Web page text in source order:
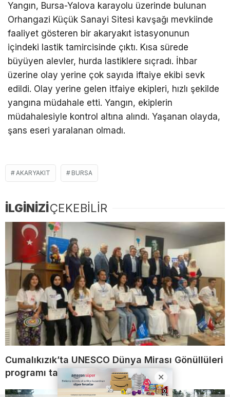
Yangın, Bursa-Yalova karayolu üzerinde bulunan
Orhangazi Küçük Sanayi Sitesi kavşağı mevkiinde
faaliyet gösteren bir akaryakıt istasyonunun
içindeki lastik tamircisinde çıktı. Kısa sürede
büyüyen alevler, hurda lastiklere sıçradı. İhbar
üzerine olay yerine çok sayıda iftaiye ekibi sevk
edildi. Olay yerine gelen itfaiye ekipleri, hızlı şekilde
yangına müdahale etti. Yangın, ekiplerin
müdahalesiyle kontrol altına alındı. Yaşanan olayda,
şans eseri yaralanan olmadı.
AKARYAKIT BURSA
İLGİNİZİÇEKEBİLİR
Cumalıkızık’ta UNESCO Dünya Mirası Gönüllüleri
programı tamamlandı